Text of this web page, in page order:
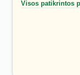
Visos patikrintos